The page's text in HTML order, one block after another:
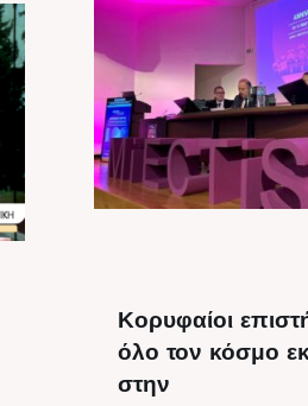
Κορυφαίοι
όλο τον κόσμο
στην